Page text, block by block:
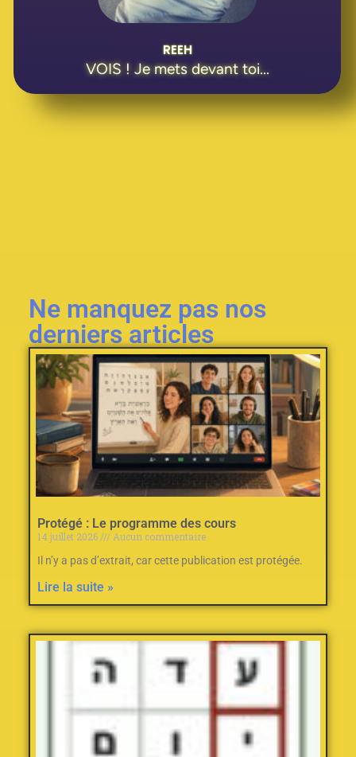
REEH
VOIS ! Je mets devant toi...
Ne manquez pas nos
derniers articles
Protégé : Le programme des cours
14 juillet 2026
Aucun commentaire
Il n’y a pas d’extrait, car cette publication est protégée.
Lire la suite »